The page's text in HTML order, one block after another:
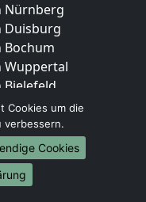
Nürnberg
Duisburg
Bochum
Wuppertal
Bielefeld
Bonn
Münster
Cookies um die
verbessern.
Cookies